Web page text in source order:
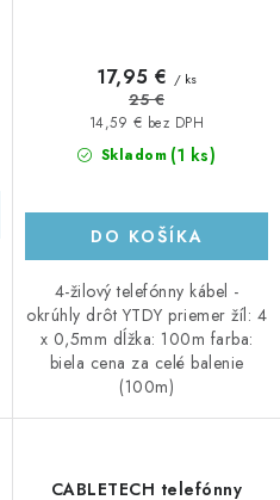
Skladom (1 ks)
14,59 € bez DPH
17,95 € / ks
25 €
DO KOŠÍKA
4-žilový telefónny kábel -
okrúhly drôt YTDY priemer žíl: 4
x 0,5mm dĺžka: 100m farba:
biela cena za celé balenie
(100m)
CABLETECH telefónny